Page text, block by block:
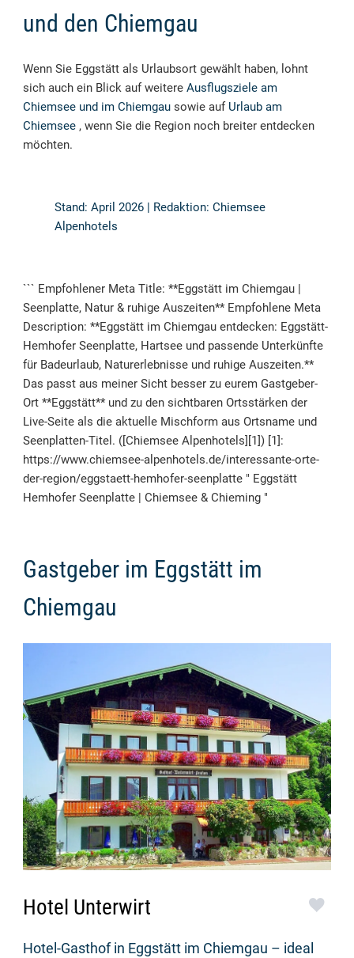
und den Chiemgau
Wenn Sie Eggstätt als Urlaubsort gewählt haben, lohnt
sich auch ein Blick auf weitere Ausflugsziele am
Chiemsee und im Chiemgau sowie auf Urlaub am
Chiemsee , wenn Sie die Region noch breiter entdecken
möchten.
Stand: April 2026 | Redaktion: Chiemsee
Alpenhotels
``` Empfohlener Meta Title: **Eggstätt im Chiemgau |
Seenplatte, Natur & ruhige Auszeiten** Empfohlene Meta
Description: **Eggstätt im Chiemgau entdecken: Eggstätt-
Hemhofer Seenplatte, Hartsee und passende Unterkünfte
für Badeurlaub, Naturerlebnisse und ruhige Auszeiten.**
Das passt aus meiner Sicht besser zu eurem Gastgeber-
Ort **Eggstätt** und zu den sichtbaren Ortsstärken der
Live-Seite als die aktuelle Mischform aus Ortsname und
Seenplatten-Titel. ([Chiemsee Alpenhotels][1]) [1]:
https://www.chiemsee-alpenhotels.de/interessante-orte-
der-region/eggstaett-hemhofer-seenplatte " Eggstätt
Hemhofer Seenplatte | Chiemsee & Chieming "
Gastgeber im Eggstätt im
Chiemgau
Hotel Unterwirt
Hotel-Gasthof in Eggstätt im Chiemgau – ideal